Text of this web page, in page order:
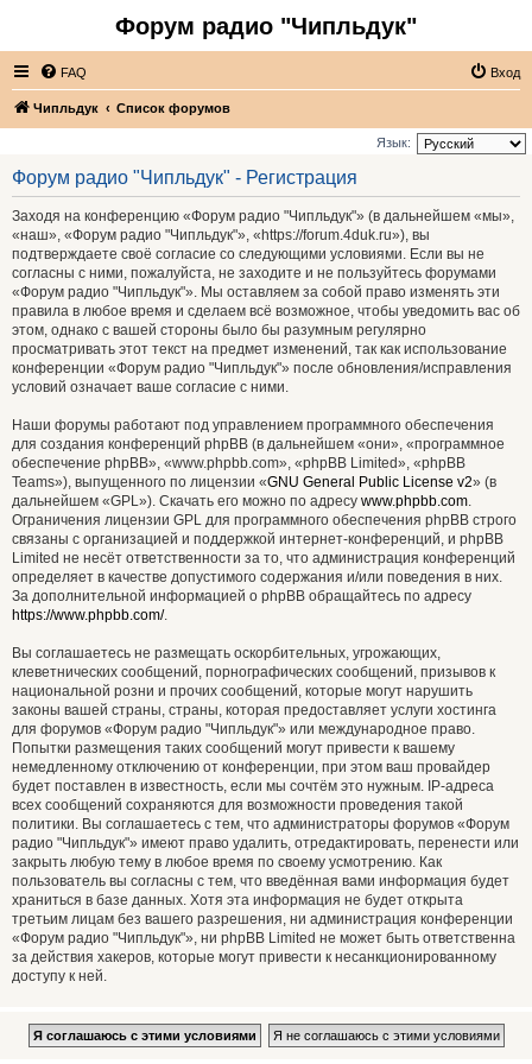
Форум радио "Чипльдук"
FAQ Вход
Чипльдук Список форумов
Язык:
Форум радио "Чипльдук" - Регистрация
Заходя на конференцию «Форум радио "Чипльдук"» (в дальнейшем «мы»,
«наш», «Форум радио "Чипльдук"», «https://forum.4duk.ru»), вы
подтверждаете своё согласие со следующими условиями. Если вы не
согласны с ними, пожалуйста, не заходите и не пользуйтесь форумами
«Форум радио "Чипльдук"». Мы оставляем за собой право изменять эти
правила в любое время и сделаем всё возможное, чтобы уведомить вас об
этом, однако с вашей стороны было бы разумным регулярно
просматривать этот текст на предмет изменений, так как использование
конференции «Форум радио "Чипльдук"» после обновления/исправления
условий означает ваше согласие с ними.
Наши форумы работают под управлением программного обеспечения
для создания конференций phpBB (в дальнейшем «они», «программное
обеспечение phpBB», «www.phpbb.com», «phpBB Limited», «phpBB
Teams»), выпущенного по лицензии «GNU General Public License v2» (в
дальнейшем «GPL»). Скачать его можно по адресу www.phpbb.com.
Ограничения лицензии GPL для программного обеспечения phpBB строго
связаны с организацией и поддержкой интернет-конференций, и phpBB
Limited не несёт ответственности за то, что администрация конференций
определяет в качестве допустимого содержания и/или поведения в них.
За дополнительной информацией о phpBB обращайтесь по адресу
https://www.phpbb.com/.
Вы соглашаетесь не размещать оскорбительных, угрожающих,
клеветнических сообщений, порнографических сообщений, призывов к
национальной розни и прочих сообщений, которые могут нарушить
законы вашей страны, страны, которая предоставляет услуги хостинга
для форумов «Форум радио "Чипльдук"» или международное право.
Попытки размещения таких сообщений могут привести к вашему
немедленному отключению от конференции, при этом ваш провайдер
будет поставлен в известность, если мы сочтём это нужным. IP-адреса
всех сообщений сохраняются для возможности проведения такой
политики. Вы соглашаетесь с тем, что администраторы форумов «Форум
радио "Чипльдук"» имеют право удалить, отредактировать, перенести или
закрыть любую тему в любое время по своему усмотрению. Как
пользователь вы согласны с тем, что введённая вами информация будет
храниться в базе данных. Хотя эта информация не будет открыта
третьим лицам без вашего разрешения, ни администрация конференции
«Форум радио "Чипльдук"», ни phpBB Limited не может быть ответственна
за действия хакеров, которые могут привести к несанкционированному
доступу к ней.